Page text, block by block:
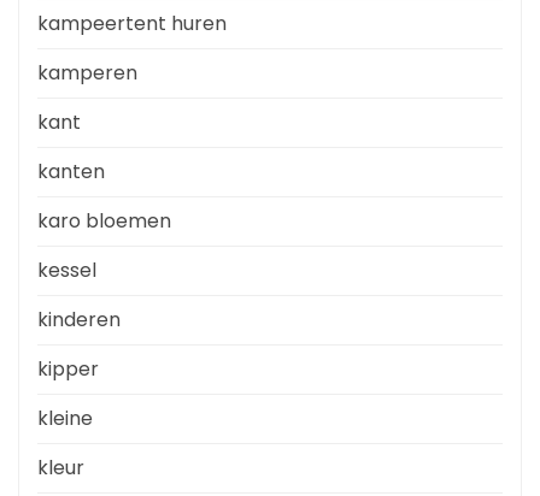
kampeertent huren
kamperen
kant
kanten
karo bloemen
kessel
kinderen
kipper
kleine
kleur